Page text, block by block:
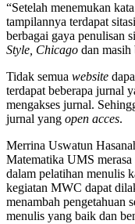
“Setelah menemukan
tampilannya terdapat
berbagai gaya penulisan
Style, Chicago dan
Tidak semua website
terdapat beberapa jurnal
mengakses jurnal.
jurnal yang open acces.
Merrina Uswatun
Matematika UMS
dalam pelatihan menulis
kegiatan MWC dapat
menambah pengetahuan
menulis yang baik dan